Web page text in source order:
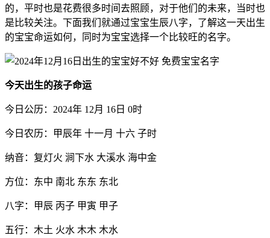
的，平时也是花费很多时间去照顾，对于他们的未来，当时也
是比较关注。下面我们就通过宝宝生辰八字，了解这一天出生
的宝宝命运如何，同时为宝宝选择一个比较旺的名字。
今天出生的孩子命运
今日公历：2024年 12月 16日 0时
今日农历：甲辰年 十一月 十六 子时
纳音：复灯火 涧下水 大溪水 海中金
方位：东中 南北 东东 东北
八字：甲辰 丙子 甲寅 甲子
五行：木土 火水 木木 木水